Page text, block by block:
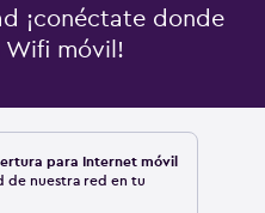
¡conéctate donde
Wifi móvil!
para Internet móvil
de nuestra red en tu